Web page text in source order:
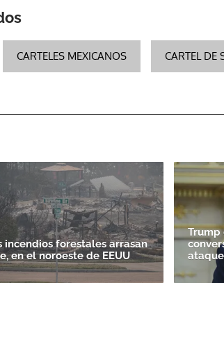
CARTELES MEXICANOS CARTEL DE
incendios forestales arrasan
en el noroeste de EEUU
Trump